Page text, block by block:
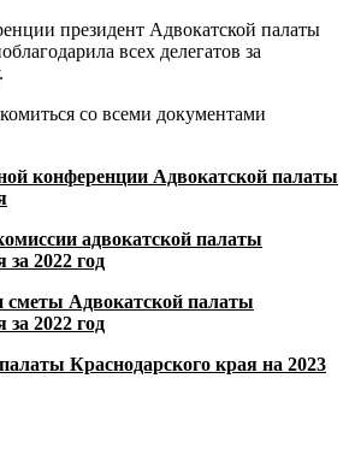
президент Адвокатской палаты
всех делегатов за
со всеми документами
конференции Адвокатской палаты
адвокатской палаты
за 2022 год
сметы Адвокатской палаты
за 2022 год
Краснодарского края на 2023